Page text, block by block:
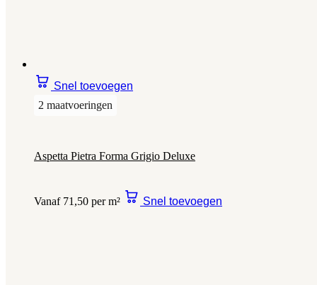
Snel toevoegen
2 maatvoeringen
Aspetta Pietra Forma Grigio Deluxe
Vanaf 71,50 per m² Snel toevoegen